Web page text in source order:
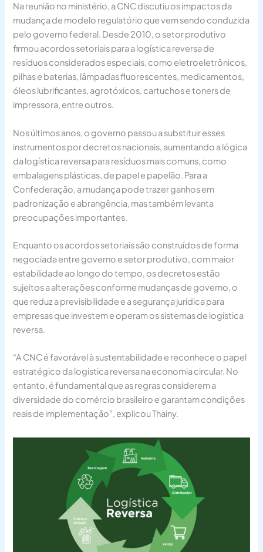
Na reunião no ministério, a CNC discutiu os impactos da
mudança de modelo regulatório que vem sendo conduzida
pelo governo federal. Desde 2010, o setor produtivo
firmou acordos setoriais para a logística reversa de
resíduos considerados especiais, como eletroeletrônicos,
pilhas e baterias, lâmpadas fluorescentes, medicamentos,
óleos lubrificantes, agrotóxicos, cartuchos e toners de
impressora, entre outros.
Nos últimos anos, o governo passou a substituir esses
instrumentos por decretos nacionais, aumentando a lógica
da logística reversa para resíduos mais comuns, como
embalagens plásticas, de papel e papelão. Para a
Confederação, a mudança pode trazer ganhos em
padronização e abrangência, mas também levanta
preocupações importantes.
Enquanto os acordos setoriais são construídos de forma
negociada entre governo e setor produtivo, com maior
estabilidade ao longo do tempo, os decretos estão
sujeitos a alterações conforme mudanças de governo, o
que reduz a previsibilidade e a segurança jurídica para
empresas que investem e operam os sistemas de logística
reversa.
“A CNC é favorável à sustentabilidade e reconhece o papel
estratégico da logística reversa na economia circular. No
entanto, é fundamental que as regras considerem a
diversidade do comércio brasileiro e garantam condições
reais de implementação”, explicou Thainy.